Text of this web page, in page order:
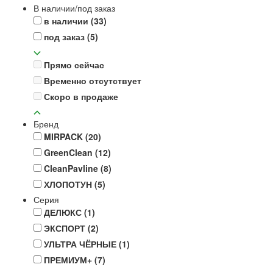
В наличии/под заказ
в наличии (33)
под заказ (5)
Прямо сейчас
Временно отсутствует
Скоро в продаже
Бренд
MIRPACK (20)
GreenClean (12)
CleanPavline (8)
ХЛОПОТУН (5)
Серия
ДЕЛЮКС (1)
ЭКСПОРТ (2)
УЛЬТРА ЧЁРНЫЕ (1)
ПРЕМИУМ+ (7)